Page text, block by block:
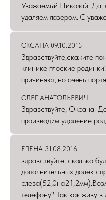
Уважаемый Николай! Да,
удаляем лазером. С
ОКСАНА 09.10.2016
Здравствуйте,скажите
клинике плоские
причиняют,,но очень
ОЛЕГ АНАТОЛЬЕВИЧ
Здравствуйте, Оксана!
производим удаление
ЕЛЕНА 31.08.2016
здравствуйте, сколько
дополнительных долек
телефону? Так как живу